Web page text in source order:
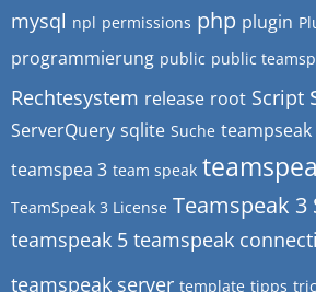
mysql npl permissions php plugin
programmierung public public
Rechtesystem release root Script
ServerQuery sqlite Suche teampseak
teamspea 3 team speak
TeamSpeak 3 License Teamspeak 3
teamspeak 5 teamspeak
teamspeak server template tipps